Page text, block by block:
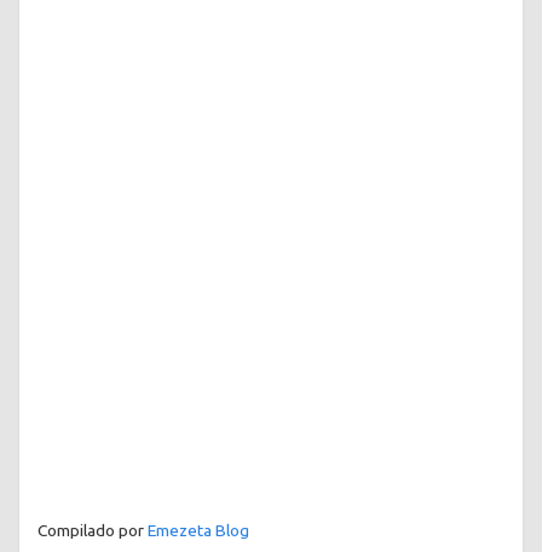
Compilado porEmezeta Blog